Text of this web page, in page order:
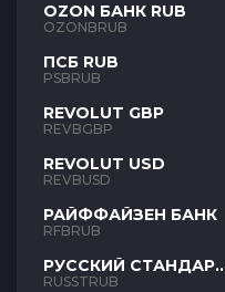
OZON БАНК RUB
OZONBRUB
ПСБ RUB
PSBRUB
REVOLUT GBP
REVBGBP
REVOLUT USD
REVBUSD
РАЙФФАЙЗЕН БАНК
RFBRUB
РУССКИЙ СТАНДАРТ
RUB
RUSSTRUB